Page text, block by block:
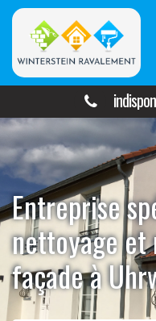
Entreprise
nettoyage et
façade à